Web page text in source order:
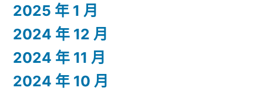
2025 年 1 月
2024 年 12 月
2024 年 11 月
2024 年 10 月